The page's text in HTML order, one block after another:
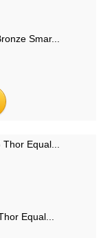
Smar...
Equal...